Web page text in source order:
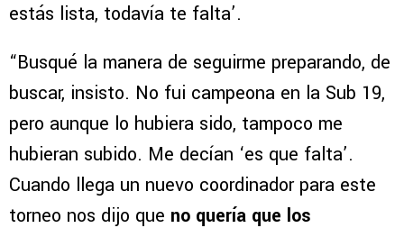
estás lista, todavía te falta’.
“Busqué la manera de seguirme preparando, de
buscar, insisto. No fui campeona en la Sub 19,
pero aunque lo hubiera sido, tampoco me
hubieran subido. Me decían ‘es que falta’.
Cuando llega un nuevo coordinador para este
torneo nos dijo que no quería que los